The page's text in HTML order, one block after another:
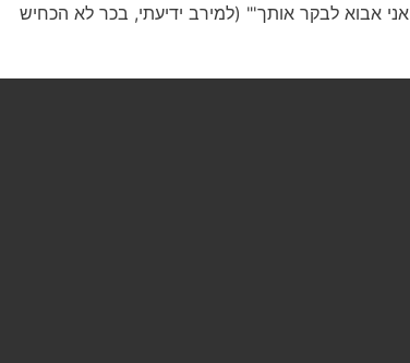
אבוא לבקר אותך'" (למירב ידיעתי, בכר לא הכחיש